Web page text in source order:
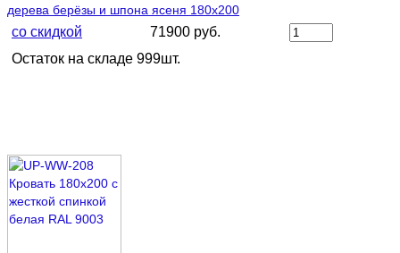
дерева берёзы и шпона ясеня 180х200
со скидкой
71900 руб.
Остаток на складе 999шт.